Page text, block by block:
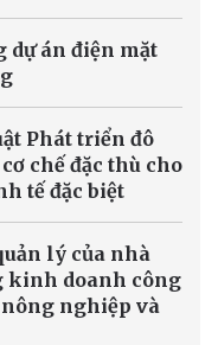
dự án điện mặt
Phát triển đô
chế đặc thù cho
tế đặc biệt
lý của nhà
kinh doanh công
nghiệp và